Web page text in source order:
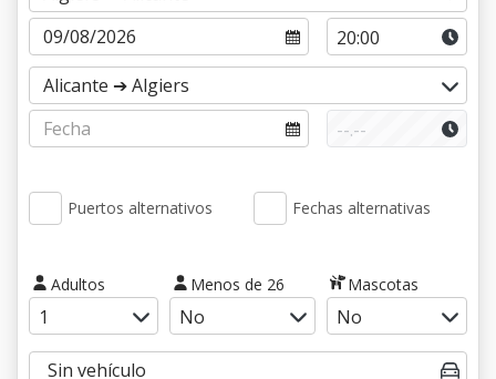
Puertos alternativos Fechas alternativas
Adultos Menos de 26 Mascotas